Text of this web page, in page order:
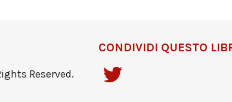
Reserved.
CONDIVIDI QUESTO